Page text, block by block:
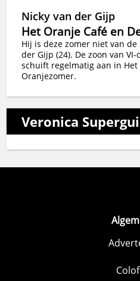
Nicky van der Gijp
Het Oranje Café en
Hij is deze zomer niet van
der Gijp (24). De zoon van
schuift regelmatig aan in Het
Oranjezomer.
Veronica